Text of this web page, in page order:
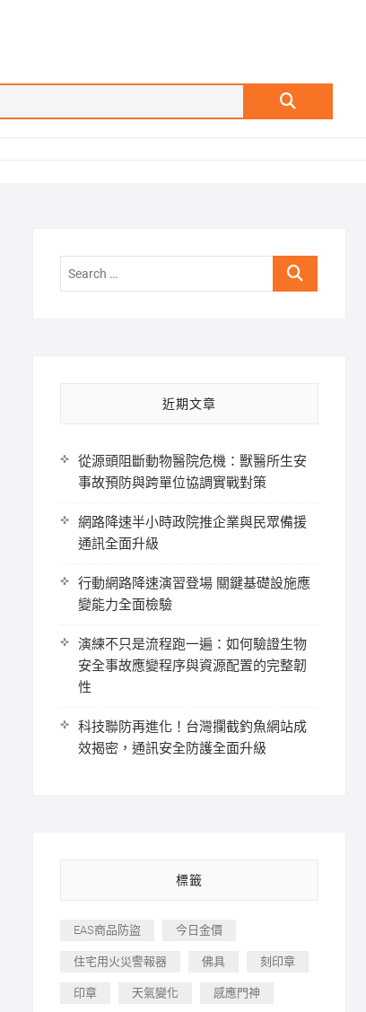
Search
Search
近期文章
從源頭阻斷動物醫院危機：獸醫所生安
事故預防與跨單位協調實戰對策
網路降速半小時政院推企業與民眾備援
通訊全面升級
行動網路降速演習登場 關鍵基礎設施應
變能力全面檢驗
演練不只是流程跑一遍：如何驗證生物
安全事故應變程序與資源配置的完整韌
性
科技聯防再進化！台灣攔截釣魚網站成
效揭密，通訊安全防護全面升級
標籤
EAS商品防盜 今日金價
住宅用火災警報器 佛具 刻印章
印章 天氣變化 感應門神